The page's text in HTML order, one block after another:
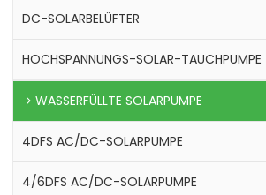
DC-SOLARBELÜFTER
HOCHSPANNUNGS-SOLAR-TAUCHPUMPE
WASSERFÜLLTE SOLARPUMPE
4DFS AC/DC-SOLARPUMPE
4/6DFS AC/DC-SOLARPUMPE